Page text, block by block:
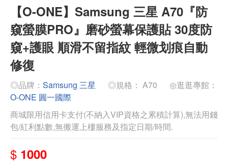
【O-ONE】Samsung 三星 A70『防
窺螢膜PRO』磨砂螢幕保護貼 30度防
窺+護眼 順滑不留指紋 輕微划痕自動
修復
◎品牌： Samsung 三星 ◎規格： A70
◎逛逛專館：
O-ONE 圓一國際
商城限用信用卡支付(不納入VIP資格之累積計算),無法用錢
包/紅利點數,無搬運上樓服務及指定日期/時間.
$ 1000